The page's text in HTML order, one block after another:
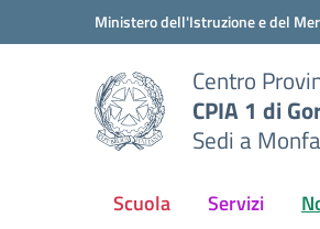
Vai ai contenuti
Vai al menu di navigazioneMinistero dell'Istruzione e del
Centro
CPIA 1 di
Sedi a
Scuola Servizi